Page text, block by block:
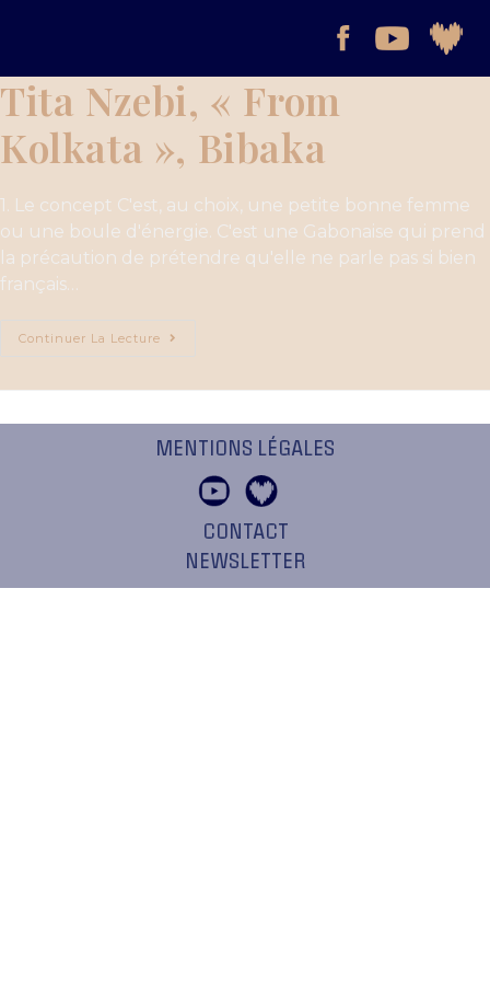
Tita Nzebi, « From
Kolkata », Bibaka
1. Le concept C'est, au choix, une petite bonne femme
ou une boule d'énergie. C'est une Gabonaise qui prend
la précaution de prétendre qu'elle ne parle pas si bien
français…
Continuer La Lecture
MENTIONS LÉGALES
CONTACT
NEWSLETTER